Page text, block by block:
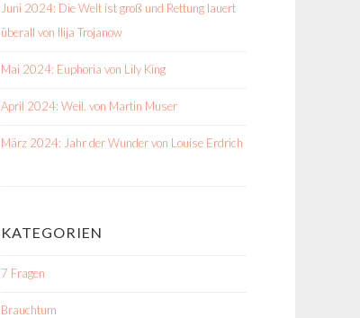
Juni 2024: Die Welt ist groß und Rettung lauert
überall von Ilija Trojanow
Mai 2024: Euphoria von Lily King
April 2024: Weil. von Martin Muser
März 2024: Jahr der Wunder von Louise Erdrich
KATEGORIEN
7 Fragen
Brauchtum